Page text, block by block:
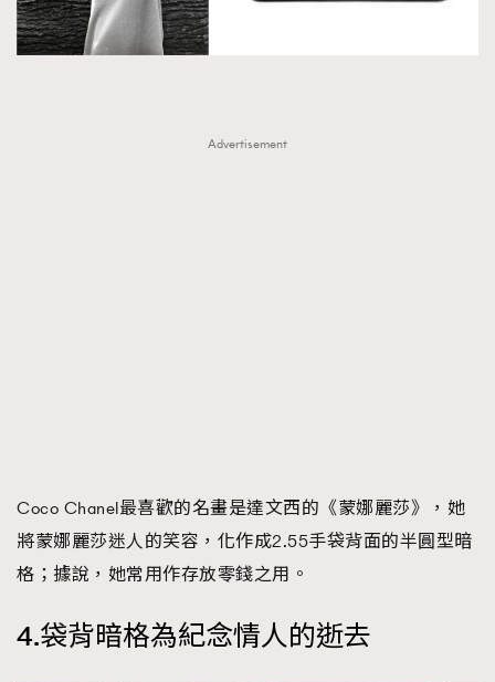
Advertisement
Coco Chanel最喜歡的名畫是達文西的《蒙娜麗莎》，她
將蒙娜麗莎迷人的笑容，化作成2.55手袋背面的半圓型暗
格；據說，她常用作存放零錢之用。
4.袋背暗格為紀念情人的逝去